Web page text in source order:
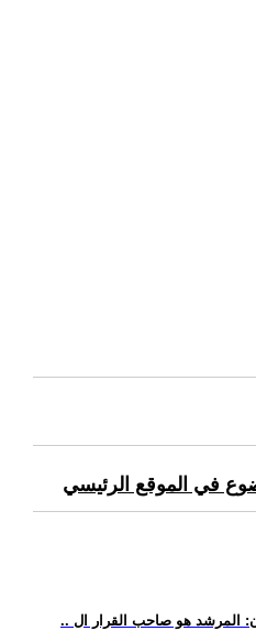
في الموقع الرئيسي
المرشد هو صاحب القرار ال